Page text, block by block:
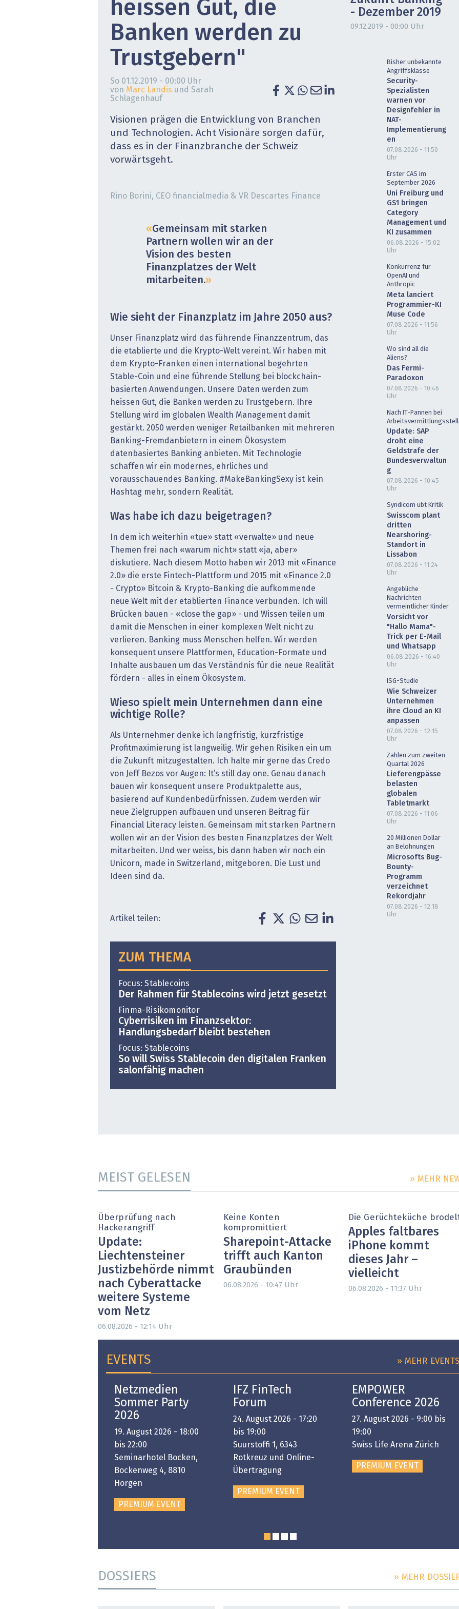
» alle News Gesundheit wird digital
Blockchain
EU-DSGVO
XaaS, Managed Services & Co.
» alle Dossiers
IT for Health
Fintech & Insurtech
Professional AV & Digital Signage
» alle Specials
heissen Gut, die
Banken werden zu
Trustgebern"
So 01.12.2019 - 00:00 Uhr
von Marc Landis und Sarah
Schlagenhauf
Visionen prägen die Entwicklung von Branchen
und Technologien. Acht Visionäre sorgen dafür,
dass es in der Finanzbranche der Schweiz
vorwärtsgeht.
Rino Borini, CEO financialmedia & VR Descartes Finance
Gemeinsam mit starken
Partnern wollen wir an der
Vision des besten
Finanzplatzes der Welt
mitarbeiten.
Wie sieht der Finanzplatz im Jahre 2050 aus?
Unser Finanzplatz wird das führende Finanzzentrum, das
die etablierte und die Krypto-Welt vereint. Wir haben mit
dem Krypto-Franken einen international begehrten
Stable-Coin und eine führende Stellung bei blockchain-
basierten Anwendungen. Unsere Daten werden zum
heissen Gut, die Banken werden zu Trustgebern. Ihre
Stellung wird im globalen Wealth Management damit
gestärkt. 2050 werden weniger Retailbanken mit mehreren
Banking-Fremdanbietern in einem Ökosystem
datenbasiertes Banking anbieten. Mit Technologie
schaffen wir ein modernes, ehrliches und
vorausschauendes Banking. #MakeBankingSexy ist kein
Hashtag mehr, sondern Realität.
Was habe ich dazu beigetragen?
In dem ich weiterhin «tue» statt «verwalte» und neue
Themen frei nach «warum nicht» statt «ja, aber»
diskutiere. Nach diesem Motto haben wir 2013 mit «Finance
2.0» die erste Fintech-Plattform und 2015 mit «Finance 2.0
- Crypto» Bitcoin & Krypto-Banking die aufkommende
neue Welt mit der etablierten Finance verbunden. Ich will
Brücken bauen - «close the gap» - und Wissen teilen um
damit die Menschen in einer komplexen Welt nicht zu
verlieren. Banking muss Menschen helfen. Wir werden
konsequent unsere Plattformen, Education-Formate und
Inhalte ausbauen um das Verständnis für die neue Realität
fördern - alles in einem Ökosystem.
Wieso spielt mein Unternehmen dann eine
wichtige Rolle?
Als Unternehmer denke ich langfristig, kurzfristige
Profitmaximierung ist langweilig. Wir gehen Risiken ein um
die Zukunft mitzugestalten. Ich halte mir gerne das Credo
von Jeff Bezos vor Augen: It’s still day one. Genau danach
bauen wir konsequent unsere Produktpalette aus,
basierend auf Kundenbedürfnissen. Zudem werden wir
neue Zielgruppen aufbauen und unseren Beitrag für
Financial Literacy leisten. Gemeinsam mit starken Partnern
wollen wir an der Vision des besten Finanzplatzes der Welt
mitarbeiten. Und wer weiss, bis dann haben wir noch ein
Unicorn, made in Switzerland, mitgeboren. Die Lust und
Ideen sind da.
Artikel teilen:
ZUM THEMA
Focus: Stablecoins
Der Rahmen für Stablecoins wird jetzt gesetzt
Finma-Risikomonitor
Cyberrisiken im Finanzsektor:
Handlungsbedarf bleibt bestehen
Focus: Stablecoins
So will Swiss Stablecoin den digitalen Franken
salonfähig machen
- Dezember 2019
09.12.2019 - 00:00 Uhr
Bisher unbekannte
Angriffsklasse
Security-
Spezialisten
warnen vor
Designfehler in
NAT-
Implementierung
en
07.08.2026 - 11:50
Uhr
Erster CAS im
September 2026
Uni Freiburg und
GS1 bringen
Category
Management und
KI zusammen
06.08.2026 - 15:02
Uhr
Konkurrenz für
OpenAI und
Anthropic
Meta lanciert
Programmier-KI
Muse Code
07.08.2026 - 11:56
Uhr
Wo sind all die
Aliens?
Das Fermi-
Paradoxon
07.08.2026 - 10:46
Uhr
Nach IT-Pannen bei
Update: SAP
droht eine
Geldstrafe der
Bundesverwaltun
g
07.08.2026 - 10:45
Uhr
Syndicom übt Kritik
Swisscom plant
dritten
Nearshoring-
Standort in
Lissabon
07.08.2026 - 11:24
Uhr
Angebliche
Nachrichten
vermeintlicher Kinder
Vorsicht vor
"Hallo Mama"-
Trick per E-Mail
und Whatsapp
06.08.2026 - 16:40
Uhr
ISG-Studie
Wie Schweizer
Unternehmen
ihre Cloud an KI
anpassen
07.08.2026 - 12:15
Uhr
Zahlen zum zweiten
Quartal 2026
Lieferengpässe
belasten
globalen
Tabletmarkt
07.08.2026 - 11:06
Uhr
20 Millionen Dollar
an Belohnungen
Microsofts Bug-
Bounty-
Programm
verzeichnet
Rekordjahr
07.08.2026 - 12:18
Uhr
MEIST GELESEN » MEHR
Überprüfung nach
Hackerangriff
Update:
Liechtensteiner
Justizbehörde nimmt
nach Cyberattacke
weitere Systeme
vom Netz
06.08.2026 - 12:14 Uhr
Keine Konten
kompromittiert
Sharepoint-Attacke
trifft auch Kanton
Graubünden
06.08.2026 - 10:47 Uhr
Die Gerüchteküche
Apples faltbares
iPhone kommt
dieses Jahr –
vielleicht
06.08.2026 - 11:37 Uhr
EVENTS » MEHR
Netzmedien
Sommer Party
2026
19. August 2026 - 18:00
bis 22:00
Seminarhotel Bocken,
Bockenweg 4, 8810
Horgen
PREMIUM EVENT
IFZ FinTech
Forum
24. August 2026 - 17:20
bis 19:00
Suurstoffi 1, 6343
Rotkreuz und Online-
Übertragung
PREMIUM EVENT
EMPOWER
Conference 2026
27. August 2026 - 9:00 bis
19:00
Swiss Life Arena Zürich
PREMIUM EVENT
DOSSIERS » MEHR